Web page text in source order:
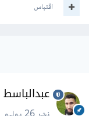
اقتباس
عبدالباسط